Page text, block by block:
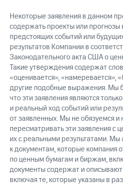
Некоторые заявления в данном
содержать проекты или прогнозы
предстоящих событий или
результатов Компании в
Законодательного акта США о
Такие утверждения содержат
«оценивается», «намеревается»,
другие подобные выражения. Мы
что эти заявления являются
и реальный ход событий или
от заявленных. Мы не обязуемся
пересматривать эти заявления с
их с реальными результатами. Мы
к документам, которые компания
по ценным бумагам и биржам,
документы содержат и
включая те, которые указаны в